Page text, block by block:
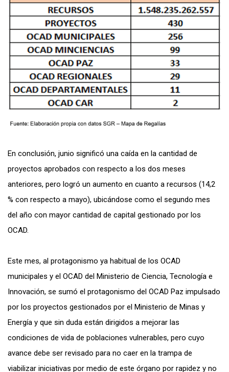
En conclusión, junio significó una caída en la cantidad de
proyectos aprobados con respecto a los dos meses
anteriores, pero logró un aumento en cuanto a recursos (14,2
% con respecto a mayo), ubicándose como el segundo mes
del año con mayor cantidad de capital gestionado por los
OCAD.
Este mes, al protagonismo ya habitual de los OCAD
municipales y el OCAD del Ministerio de Ciencia, Tecnología e
Innovación, se sumó el protagonismo del OCAD Paz impulsado
por los proyectos gestionados por el Ministerio de Minas y
Energía y que sin duda están dirigidos a mejorar las
condiciones de vida de poblaciones vulnerables, pero cuyo
avance debe ser revisado para no caer en la trampa de
viabilizar iniciativas por medio de este órgano por rapidez y no